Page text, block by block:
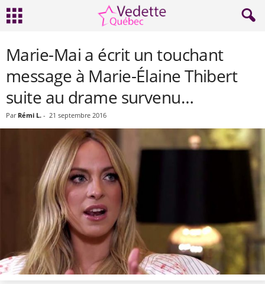
Marie-Mai a écrit un touchant
message à Marie-Élaine Thibert
suite au drame survenu…
Par Rémi L. - 21 septembre 2016